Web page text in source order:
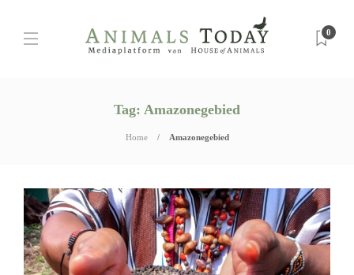
0
Tag: Amazonegebied
Home Amazonegebied